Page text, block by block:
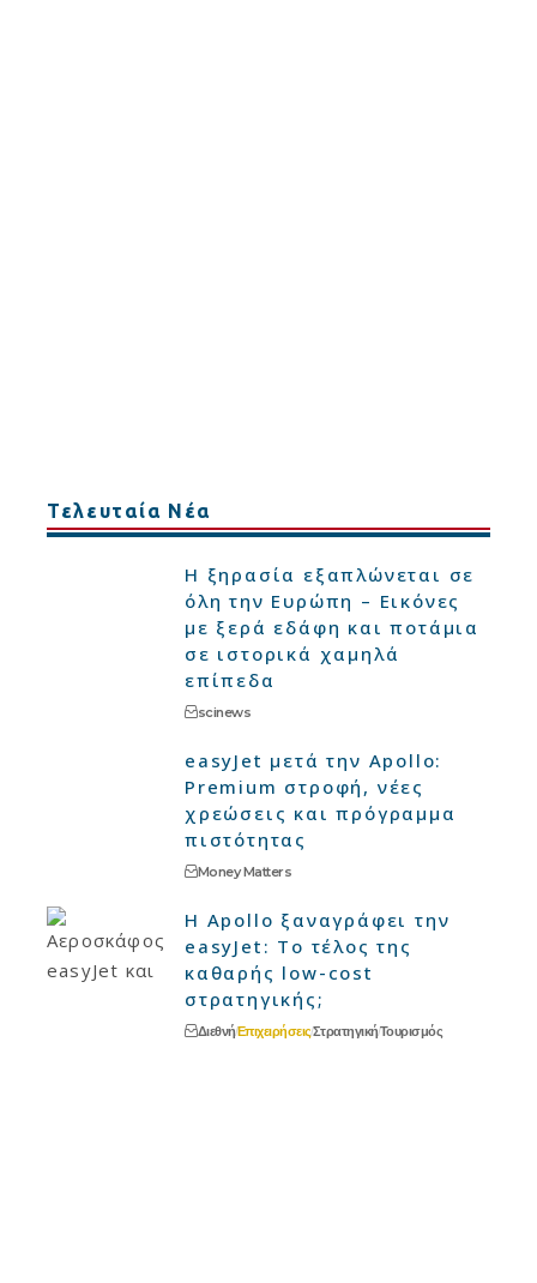
Τελευταία Νέα
Η ξηρασία εξαπλώνεται σε
όλη την Ευρώπη – Εικόνες
με ξερά εδάφη και ποτάμια
σε ιστορικά χαμηλά
επίπεδα
scinews
easyJet μετά την Apollo:
Premium στροφή, νέες
χρεώσεις και πρόγραμμα
πιστότητας
Money Matters
Η Apollo ξαναγράφει την
easyJet: Το τέλος της
καθαρής low-cost
στρατηγικής;
ΔιεθνήΕπιχειρήσειςΣτρατηγικήΤουρισμός